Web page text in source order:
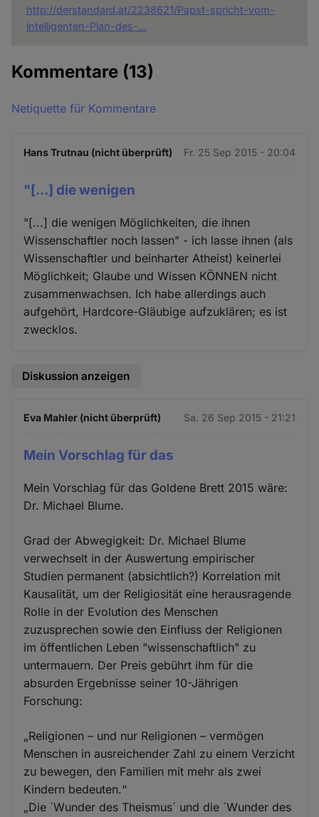
http://derstandard.at/2238621/Papst-spricht-vom-
intelligenten-Plan-des-…
Kommentare (13)
Netiquette für Kommentare
Hans Trutnau (nicht überprüft) Fr. 25 Sep 2015 - 20:04
"[...] die wenigen
"[...] die wenigen Möglichkeiten, die ihnen
Wissenschaftler noch lassen" - ich lasse ihnen (als
Wissenschaftler und beinharter Atheist) keinerlei
Möglichkeit; Glaube und Wissen KÖNNEN nicht
zusammenwachsen. Ich habe allerdings auch
aufgehört, Hardcore-Gläubige aufzuklären; es ist
zwecklos.
Diskussion anzeigen
Eva Mahler (nicht überprüft) Sa. 26 Sep 2015 - 21:21
Mein Vorschlag für das
Mein Vorschlag für das Goldene Brett 2015 wäre:
Dr. Michael Blume.
Grad der Abwegigkeit: Dr. Michael Blume
verwechselt in der Auswertung empirischer
Studien permanent (absichtlich?) Korrelation mit
Kausalität, um der Religiosität eine herausragende
Rolle in der Evolution des Menschen
zuzusprechen sowie den Einfluss der Religionen
im öffentlichen Leben "wissenschaftlich" zu
untermauern. Der Preis gebührt ihm für die
absurden Ergebnisse seiner 10-Jährigen
Forschung:
„Religionen – und nur Religionen – vermögen
Menschen in ausreichender Zahl zu einem Verzicht
zu bewegen, den Familien mit mehr als zwei
Kindern bedeuten.“
„Die ´Wunder des Theismus´ und die ´Wunder des